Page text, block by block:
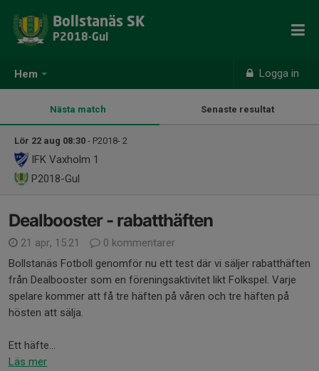
Hem Logga in
Bollstanäs SK
P2018-Gul
Nästa match Senaste resultat
Lör 22 aug 08:30 - P2018- 2
IFK Vaxholm 1
P2018-Gul
Dealbooster - rabatthäften
21 apr, 15:21
0 kommentarer
Bollstanäs Fotboll genomför nu ett test där vi säljer rabatthäften
från Dealbooster som en föreningsaktivitet likt Folkspel. Varje
spelare kommer att få tre häften på våren och tre häften på
hösten att sälja.
Ett häfte...
Läs mer